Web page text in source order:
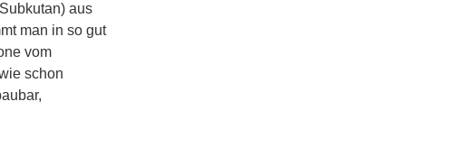
aus
man in so gut
vom
schon